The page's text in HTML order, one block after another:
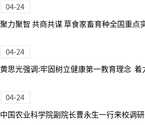
04-24
04-24
04-24
中国农业科学院副院长曹永生一行来校调研